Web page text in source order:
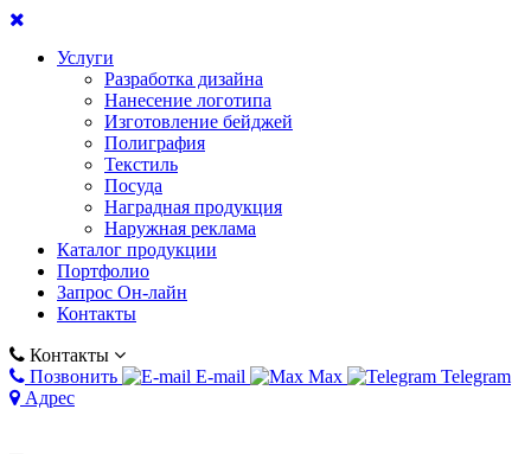
Услуги
Разработка дизайна
Нанесение логотипа
Изготовление бейджей
Полиграфия
Текстиль
Посуда
Наградная продукция
Наружная реклама
Каталог продукции
Портфолио
Запрос Он-лайн
Контакты
Контакты
Позвонить
E-mail Max
Telegram
Адрес